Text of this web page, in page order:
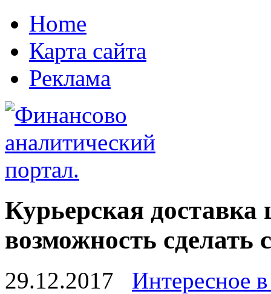
Home
Карта сайта
Реклама
Курьерская доставка
возможность сделать
29.12.2017
Интересное